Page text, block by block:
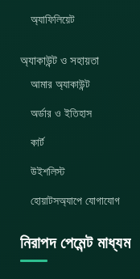
অ্যাফিলিয়েট
অ্যাকাউন্ট ও সহায়তা
আমার অ্যাকাউন্ট
অর্ডার ও ইতিহাস
কার্ট
উইশলিস্ট
হোয়াটসঅ্যাপে যোগাযোগ
নিরাপদ পেমেন্ট মাধ্যম